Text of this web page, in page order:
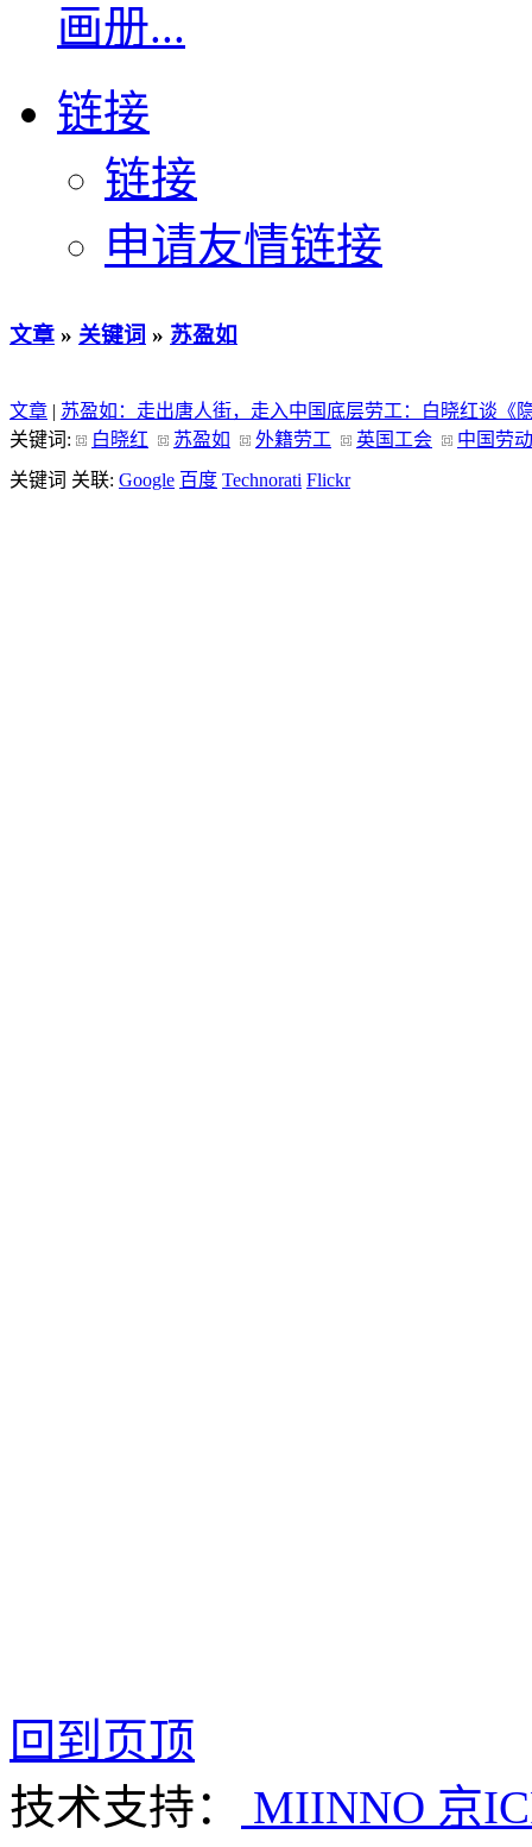
画册...
链接
链接
申请友情链接
文章 » 关键词 » 苏盈如
文章 | 苏盈如：走出唐人街，走入中国底层劳工：白晓红谈《
关键词:
白晓红 苏盈如 外籍劳工 英国工会
中国劳动
关键词 关联: Google 百度 Technorati Flickr
回到页顶
技术支持：
MIINNO 京